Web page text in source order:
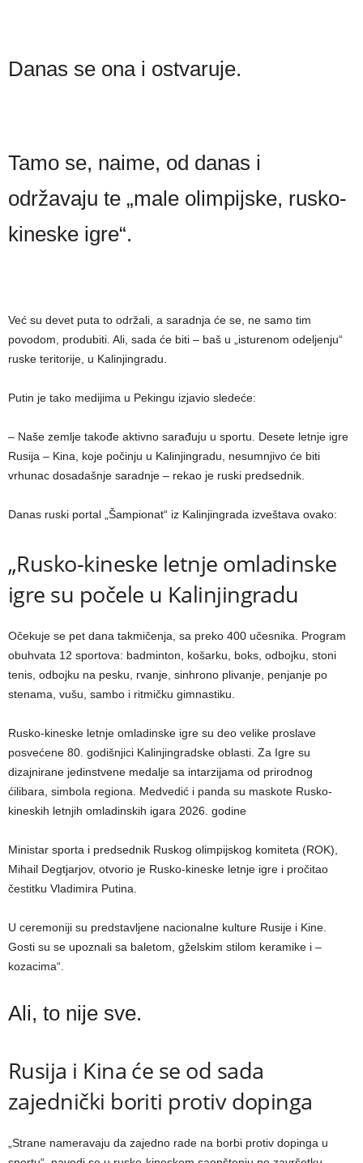
Danas se ona i ostvaruje.
Tamo se, naime, od danas i
održavaju te „male olimpijske, rusko-
kineske igre“.
Već su devet puta to održali, a saradnja će se, ne samo tim
povodom, produbiti. Ali, sada će biti – baš u „isturenom odeljenju“
ruske teritorije, u Kalinjingradu.
Putin je tako medijima u Pekingu izjavio sledeće:
– Naše zemlje takođe aktivno sarađuju u sportu. Desete letnje igre
Rusija – Kina, koje počinju u Kalinjingradu, nesumnjivo će biti
vrhunac dosadašnje saradnje – rekao je ruski predsednik.
Danas ruski portal „Šampionat“ iz Kalinjingrada izveštava ovako:
„Rusko-kineske letnje omladinske
igre su počele u Kalinjingradu
Očekuje se pet dana takmičenja, sa preko 400 učesnika. Program
obuhvata 12 sportova: badminton, košarku, boks, odbojku, stoni
tenis, odbojku na pesku, rvanje, sinhrono plivanje, penjanje po
stenama, vušu, sambo i ritmičku gimnastiku.
Rusko-kineske letnje omladinske igre su deo velike proslave
posvećene 80. godišnjici Kalinjingradske oblasti. Za Igre su
dizajnirane jedinstvene medalje sa intarzijama od prirodnog
ćilibara, simbola regiona. Medvedić i panda su maskote Rusko-
kineskih letnjih omladinskih igara 2026. godine
Ministar sporta i predsednik Ruskog olimpijskog komiteta (ROK),
Mihail Degtjarjov, otvorio je Rusko-kineske letnje igre i pročitao
čestitku Vladimira Putina.
U ceremoniji su predstavljene nacionalne kulture Rusije i Kine.
Gosti su se upoznali sa baletom, gželskim stilom keramike i –
kozacima“.
Ali, to nije sve.
Rusija i Kina će se od sada
zajednički boriti protiv dopinga
„Strane nameravaju da zajedno rade na borbi protiv dopinga u